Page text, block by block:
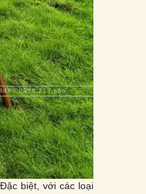
biệt, với các loại